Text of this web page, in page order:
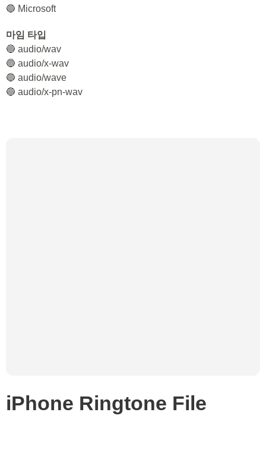
🔵 Microsoft
마임 타입
🔵 audio/wav
🔵 audio/x-wav
🔵 audio/wave
🔵 audio/x-pn-wav
iPhone Ringtone File